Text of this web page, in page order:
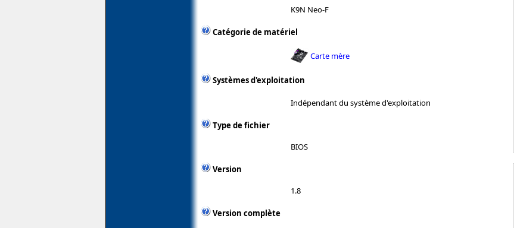
K9N Neo-F
Catégorie de matériel
Carte mère
Systèmes d'exploitation
Indépendant du système d'exploitation
Type de fichier
BIOS
Version
1.8
Version complète